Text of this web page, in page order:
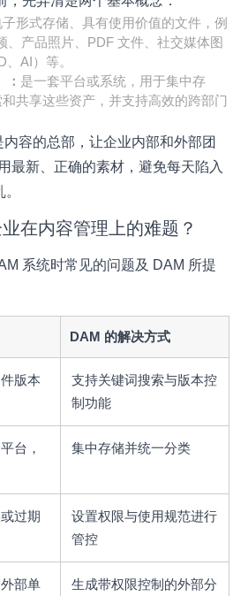
形式存储、具有使用价值的文件，例
、产品照片、PDF 文件、社交媒体图
AI）等。
是一套平台或系统，用于集中存
共享这些资产，并支持高效的跨部门
容的总部，让企业内部和外部团
最新、正确的素材，避免每天陷入
在内容管理上的难题？
系统时常见的问题及 DAM 所提
DAM 的解决方式
版本
支持关键词搜索与版本控
制功能
台，
集中存储并统一分类
过期
设置权限与使用规范进行
管控
部单
生成带权限控制的外部分